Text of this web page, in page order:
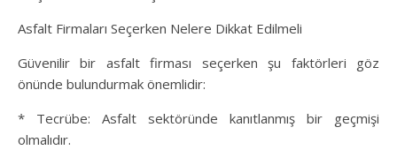
Asfalt Firmaları Seçerken Nelere Dikkat Edilmeli
Güvenilir bir asfalt firması seçerken şu faktörleri göz
önünde bulundurmak önemlidir:
* Tecrübe: Asfalt sektöründe kanıtlanmış bir geçmişi
olmalıdır.